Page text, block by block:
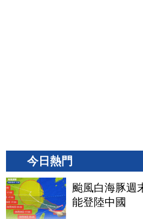
今日熱門
颱風白海豚週
能登陸中國